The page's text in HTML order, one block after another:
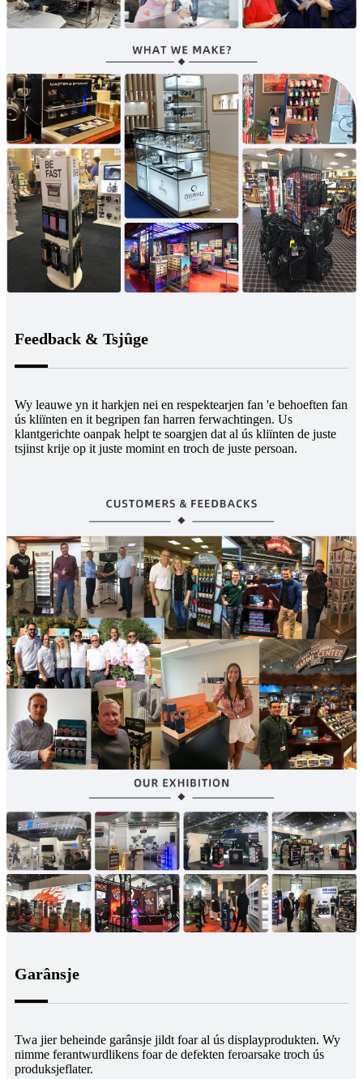
Feedback & Tsjûge
Wy leauwe yn it harkjen nei en respektearjen fan 'e behoeften fan
ús kliïnten en it begripen fan harren ferwachtingen. Us
klantgerichte oanpak helpt te soargjen dat al ús kliïnten de juste
tsjinst krije op it juste momint en troch de juste persoan.
Garânsje
Twa jier beheinde garânsje jildt foar al ús displayprodukten. Wy
nimme ferantwurdlikens foar de defekten feroarsake troch ús
produksjeflater.